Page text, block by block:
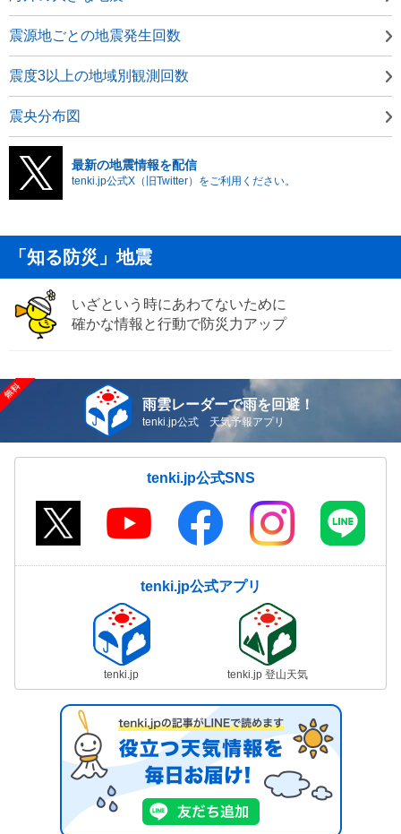
震源地ごとの地震発生回数
震度3以上の地域別観測回数
震央分布図
最新の地震情報を配信
tenki.jp公式X（旧Twitter）をご利用ください。
「知る防災」地震
いざという時にあわてないために
確かな情報と行動で防災力アップ
雨雲レーダーで雨を回避！
tenki.jp公式 天気予報アプリ
tenki.jp公式SNS
tenki.jp公式アプリ
tenki.jp tenki.jp 登山天気